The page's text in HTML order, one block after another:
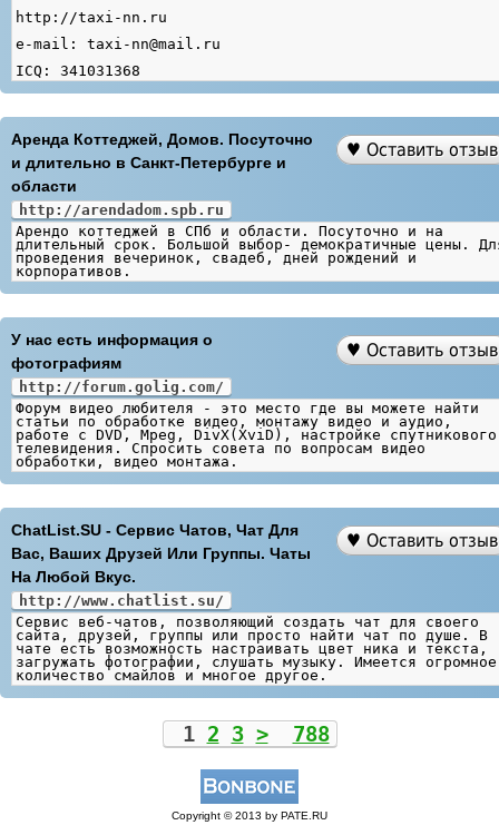
http://taxi-nn.ru
e-mail: taxi-nn@mail.ru
ICQ: 341031368
Аренда Коттеджей, Домов. Посуточно
и длительно в Санкт-Петербурге и
области
http://arendadom.spb.ru
Арендо коттеджей в СПб и области. Посуточно и на
длительный срок. Большой выбор- демократичные цены.
проведения вечеринок, свадеб, дней рождений и
корпоративов.
У нас есть информация о
фотографиям
http://forum.golig.com/
Форум видео любителя - это место где вы можете найти
статьи по обработке видео, монтажу видео и аудио,
работе с DVD, Mpeg, DivX(XviD), настройке спутникового
телевидения. Спросить совета по вопросам видео
обработки, видео монтажа.
ChatList.SU - Сервис Чатов, Чат Для
Вас, Ваших Друзей Или Группы. Чаты
На Любой Вкус.
http://www.chatlist.su/
Сервис веб-чатов, позволяющий создать чат для своего
сайта, друзей, группы или просто найти чат по душе. В
чате есть возможность настраивать цвет ника и текста,
загружать фотографии, слушать музыку. Имеется огромное
количество смайлов и многое другое.
1 2 3 > 788
Copyright © 2013 by PATE.RU